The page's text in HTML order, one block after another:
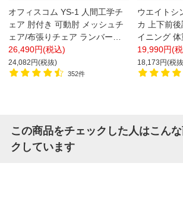
オフィスコム YS-1 人間工学チ
ェア 肘付き 可動肘 メッシュチ
ェア/布張りチェア ランバーサ
ポート ロッキング オフィスチ
ェア 椅子
26,490円(税込)
24,082円(税抜)
352件
ウエイトシ
カ 上下前
イニング 体
ロッキング
19,990円(
18,173円(税
この商品をチェックした人はこん
クしています